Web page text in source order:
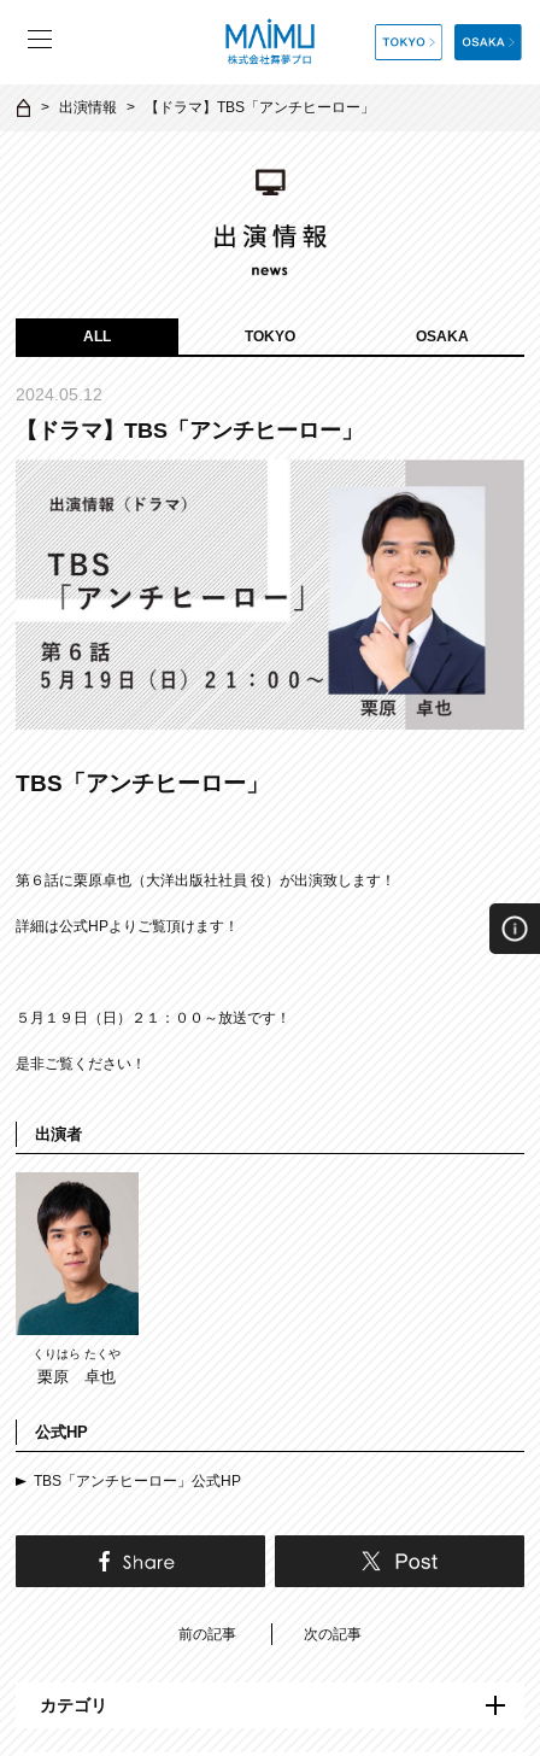
出演情報 【ドラマ】TBS「アンチヒーロー」
ALL TOKYO OSAKA
2024.05.12
【ドラマ】TBS「アンチヒーロー」
TBS「アンチヒーロー」
第６話に栗原卓也（大洋出版社社員 役）が出演致します！
詳細は公式HPよりご覧頂けます！
５月１９日（日）２１：００～放送です！
是非ご覧ください！
出演者
くりはら たくや
栗原 卓也
公式HP
TBS「アンチヒーロー」公式HP
前の記事 次の記事
カテゴリ